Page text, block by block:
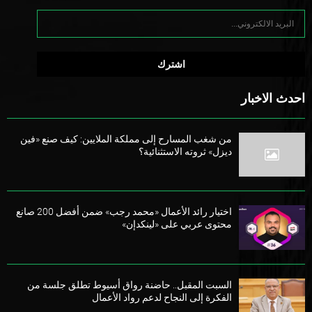
احدث الاخبار
من شغب المسارح إلى مملكة الملايين: كيف صنع «فين
ديزل» ثروته الاستثنائية؟
اختيار رائد الأعمال «محمد رجب» ضمن أفضل 200 صانع
محتوى عربي على «لينكدإن»
السبت المقبل.. حاضنة رواق أسيوط تطلق جلسة من
الفكرة إلى النجاح لدعم رواد الأعمال